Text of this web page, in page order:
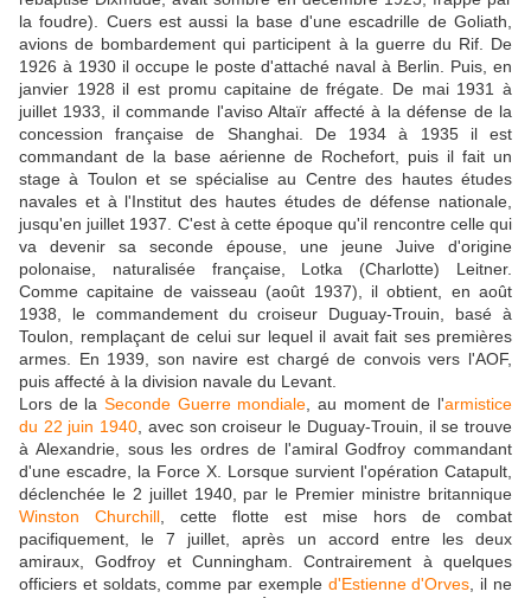
la foudre). Cuers est aussi la base d'une escadrille de Goliath,
avions de bombardement qui participent à la guerre du Rif. De
1926 à 1930 il occupe le poste d'attaché naval à Berlin. Puis, en
janvier 1928 il est promu capitaine de frégate. De mai 1931 à
juillet 1933, il commande l'aviso Altaïr affecté à la défense de la
concession française de Shanghai. De 1934 à 1935 il est
commandant de la base aérienne de Rochefort, puis il fait un
stage à Toulon et se spécialise au Centre des hautes études
navales et à l'Institut des hautes études de défense nationale,
jusqu'en juillet 1937. C'est à cette époque qu'il rencontre celle qui
va devenir sa seconde épouse, une jeune Juive d'origine
polonaise, naturalisée française, Lotka (Charlotte) Leitner.
Comme capitaine de vaisseau (août 1937), il obtient, en août
1938, le commandement du croiseur Duguay-Trouin, basé à
Toulon, remplaçant de celui sur lequel il avait fait ses premières
armes. En 1939, son navire est chargé de convois vers l'AOF,
puis affecté à la division navale du Levant.
Lors de la Seconde Guerre mondiale , au moment de l'armistice
du 22 juin 1940 , avec son croiseur le Duguay-Trouin, il se trouve
à Alexandrie, sous les ordres de l'amiral Godfroy commandant
d'une escadre, la Force X. Lorsque survient l'opération Catapult,
déclenchée le 2 juillet 1940, par le Premier ministre britannique
Winston Churchill , cette flotte est mise hors de combat
pacifiquement, le 7 juillet, après un accord entre les deux
amiraux, Godfroy et Cunningham. Contrairement à quelques
officiers et soldats, comme par exemple d'Estienne d'Orves , il ne